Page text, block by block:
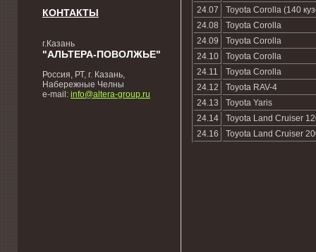
КОНТАКТЫ
г.Казань
"АЛЬТЕРА-ПОВОЛЖЬЕ"
Россия, РТ, г. Казань,
Набережные Челны
e-mail: info@altera-group.ru
24.07
Toyota Corolla (140
24.08
Toyota Corolla
24.09
Toyota Corolla
24.10
Toyota Corolla
24.11
Toyota Corolla
24.12
Toyota RAV-4
24.13
Toyota Yaris
24.14
Toyota Land Cruiser
24.16
Toyota Land Cruiser